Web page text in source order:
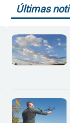
Últimas